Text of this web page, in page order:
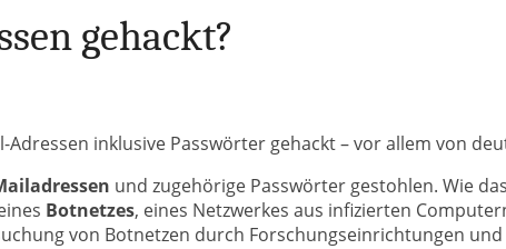
gehackt?
inklusive Passwörter gehackt – vor allem von
und zugehörige Passwörter gestohlen. Wie
Botnetzes, eines Netzwerkes aus infizierten
von Botnetzen durch Forschungseinrichtungen